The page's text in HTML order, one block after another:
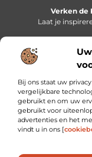
Bij ons staat uw
vergelijkbare
gebruikt en om uw
gebruikt voor
advertenties en het
vindt u in ons [
Verken de
Laat je
Bericht
Onze